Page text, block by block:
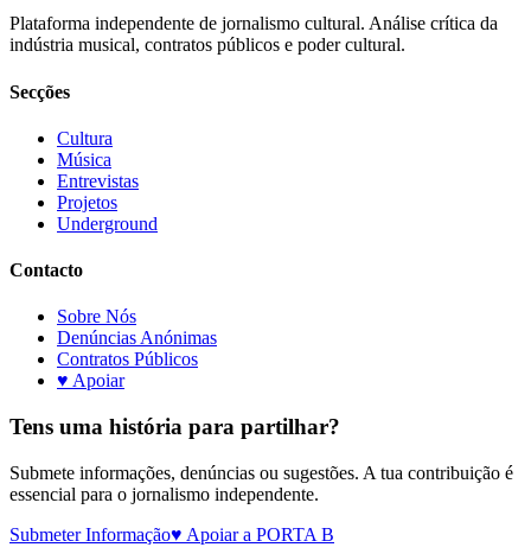
Plataforma independente de jornalismo cultural. Análise crítica da
indústria musical, contratos públicos e poder cultural.
Secções
Cultura
Música
Entrevistas
Projetos
Underground
Contacto
Sobre Nós
Denúncias Anónimas
Contratos Públicos
♥ Apoiar
Tens uma história para partilhar?
Submete informações, denúncias ou sugestões. A tua contribuição é
essencial para o jornalismo independente.
Submeter Informação♥ Apoiar a PORTA B